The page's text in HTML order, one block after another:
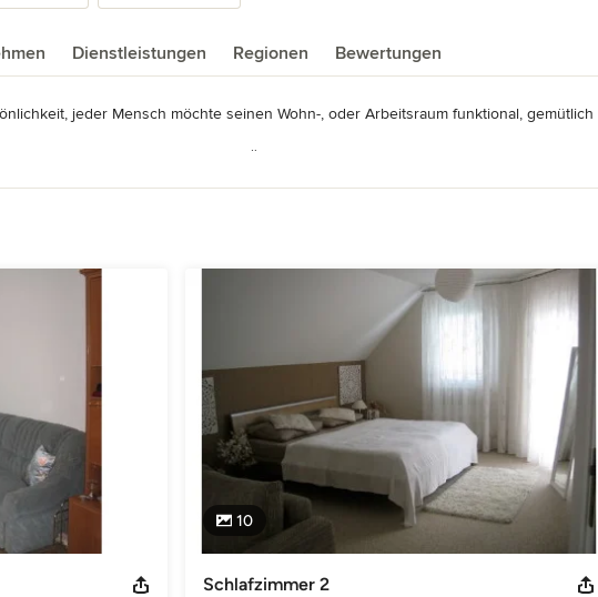
Dienstleistungen Regionen Bewertungen
jeder Mensch möchte seinen Wohn-, oder Arbeitsraum funktional, gemütlich
5 03099 Kolkwitz/Kackrow Kontakt Telefon: (03 56 04) 6 48 78 Mobil: (01 77) 4 42
10
Schlafzimmer 2